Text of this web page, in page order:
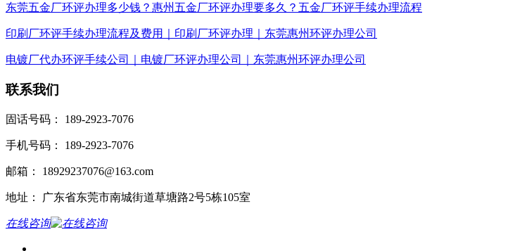
东莞五金厂环评办理多少钱？惠州五金厂环评办理要多久？五金厂环评手续办理流程
印刷厂环评手续办理流程及费用｜印刷厂环评办理｜东莞惠州环评办理公司
电镀厂代办环评手续公司｜电镀厂环评办理公司｜东莞惠州环评办理公司
联系我们
固话号码： 189-2923-7076
手机号码： 189-2923-7076
邮箱： 18929237076@163.com
地址： 广东省东莞市南城街道草塘路2号5栋105室
在线咨询